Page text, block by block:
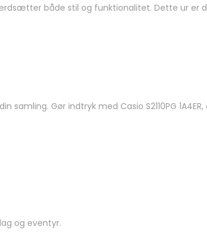
både stil og funktionalitet. Dette ur
Gør indtryk med Casio S2110PG
og eventyr.